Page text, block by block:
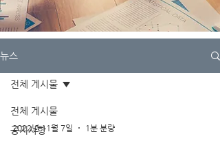
뉴스
전체 게시물
공지사항
전체 게시물
2022년 11월 7일 1분 분량